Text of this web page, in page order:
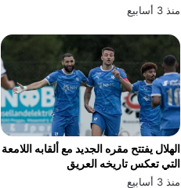
منذ 3 أسابيع
الهلال يفتتح مقره الجديد مع ألقابه اللامعة
التي تعكس تاريخه العريق
منذ 3 أسابيع